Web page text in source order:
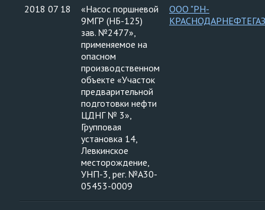
2018 07 18
«Насос поршневой
9МГР (НБ-125)
зав. №2477»,
применяемое на
опасном
производственном
объекте «Участок
предварительной
подготовки нефти
ЦДНГ № 3»,
Групповая
установка 14,
Левкинское
месторождение,
УНП-3, рег. №А30-
05453-0009
ООО "РН-